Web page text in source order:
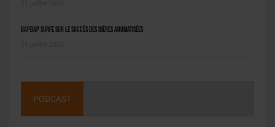
BAPBAP surfe sur le succès des bières aromatisées
PODCAST